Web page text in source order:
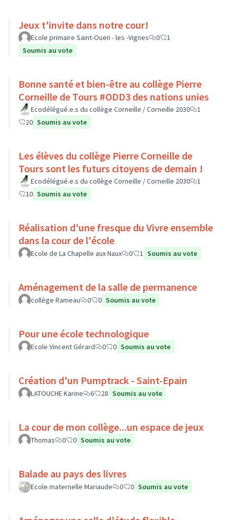
Jeux t'invite dans notre cour!
Ecole primaire Saint-Ouen - les -Vignes 0
1
Soumis au vote
Bonne santé et bien-être au collège Pierre
Corneille de Tours #ODD3 des nations unies
Ecodélégué.e.s du collège Corneille / Corneille 2030
1
20 Soumis au vote
Les élèves du collège Pierre Corneille de
Tours sont les futurs citoyens de demain !
Ecodélégué.e.s du collège Corneille / Corneille 2030
1
10 Soumis au vote
Réalisation d'une fresque du Vivre ensemble
dans la cour de l'école
Ecole de La Chapelle aux Naux 0 1 Soumis au vote
Aménagement de la salle de permanence
collège Rameau 0 0 Soumis au vote
Pour une école technologique
Ecole Vincent Gérard 0 0 Soumis au vote
Création d'un Pumptrack - Saint-Epain
LATOUCHE Karine 6 28 Soumis au vote
La cour de mon collège...un espace de jeux
Thomas 0 0 Soumis au vote
Balade au pays des livres
Ecole maternelle Mariaude 0 0 Soumis au vote